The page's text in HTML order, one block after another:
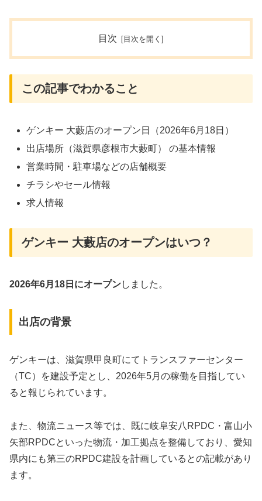
目次
この記事でわかること
ゲンキー 大藪店のオープン日（2026年6月18日）
出店場所（滋賀県彦根市大藪町） の基本情報
営業時間・駐車場などの店舗概要
チラシやセール情報
求人情報
ゲンキー 大藪店のオープンはいつ？
2026年6月18日にオープンしました。
出店の背景
ゲンキーは、滋賀県甲良町にてトランスファーセンター
（TC）を建設予定とし、2026年5月の稼働を目指してい
ると報じられています。
また、物流ニュース等では、既に岐阜安八RPDC・富山小
矢部RPDCといった物流・加工拠点を整備しており、愛知
県内にも第三のRPDC建設を計画しているとの記載があり
ます。